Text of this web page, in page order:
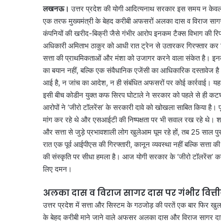
लखनऊ। उत्तर प्रदेश की योगी आदित्यनाथ सरकार इस समय न
एक तरफ मुख्यमंत्री के बेहद करीबी अफसरों अलका दास व विराज
कंपनियों की खरीद-बिक्री जैसे गंभीर आरोप इनकम टैक्स विभाग की
अधिकारी अमिताभ ठाकुर को आधी रात ट्रेन से उतारकर गिरफ्तार
सत्ता की प्राथमिकताओं और मंशा को उजागर करने वाला संकेत है।
का बयान नहीं, बल्कि एक संवैधानिक एजेंसी का आधिकारिक
आई है, न जांच का आदेश, न ही संबंधित अफसरों पर कोई कार्रवाई। यह
इसी बीच कोडीन युक्त कफ सिरप घोटाले ने सरकार को पहले से ही
आरोपों ने ‘जीरो टॉलरेंस’ के सरकारी दावे को खोखला साबित किया
मांग कर रहे थे और एसआईटी की निष्पक्षता पर भी सवाल रख रहे
और सत्ता से जुड़े प्रभावशाली लोग खुलेआम घूम रहे हों, तब 25 साल
रात एक पूर्व आईपीएस की गिरफ्तारी, कानून व्यवस्था नहीं बल्कि सत्ता
की संस्कृति पर सीधा हमला है। आज योगी सरकार के ‘जीरो टॉलरेंस’
लिए दमन।
अलका दास व विराज सागर दास पर गंभीर
उत्तर प्रदेश में सत्ता और सिस्टम के गठजोड़ की परतें एक बार फिर
के बेहद करीबी माने जाने वाले अफसर अलका दास और विराज सागर